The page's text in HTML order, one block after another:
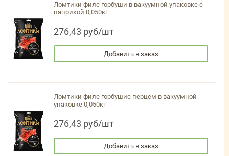
Ломтики филе горбуши в вакуумной упаковке с
паприкой 0,050кг
276,43 руб/шт
Добавить в заказ
Ломтики филе горбушис перцем в вакуумной
упаковке 0,050кг
276,43 руб/шт
Добавить в заказ